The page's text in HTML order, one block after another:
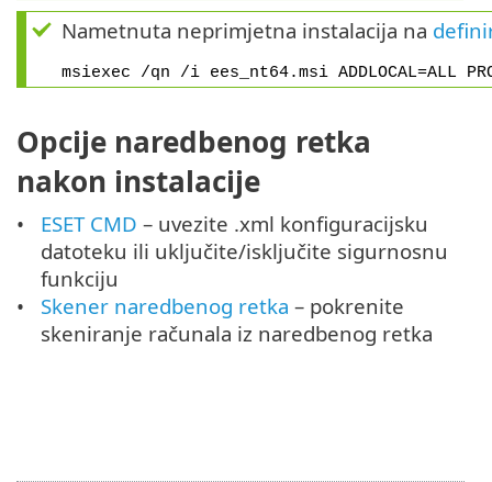
Nametnuta neprimjetna instalacija na
msiexec /qn /i ees_nt64.msi ADDLOCAL=ALL
Opcije naredbenog retka
nakon instalacije
ESET CMD – uvezite .xml konfiguracijsku
datoteku ili uključite/isključite sigurnosnu
funkciju
Skener naredbenog retka – pokrenite
skeniranje računala iz naredbenog retka